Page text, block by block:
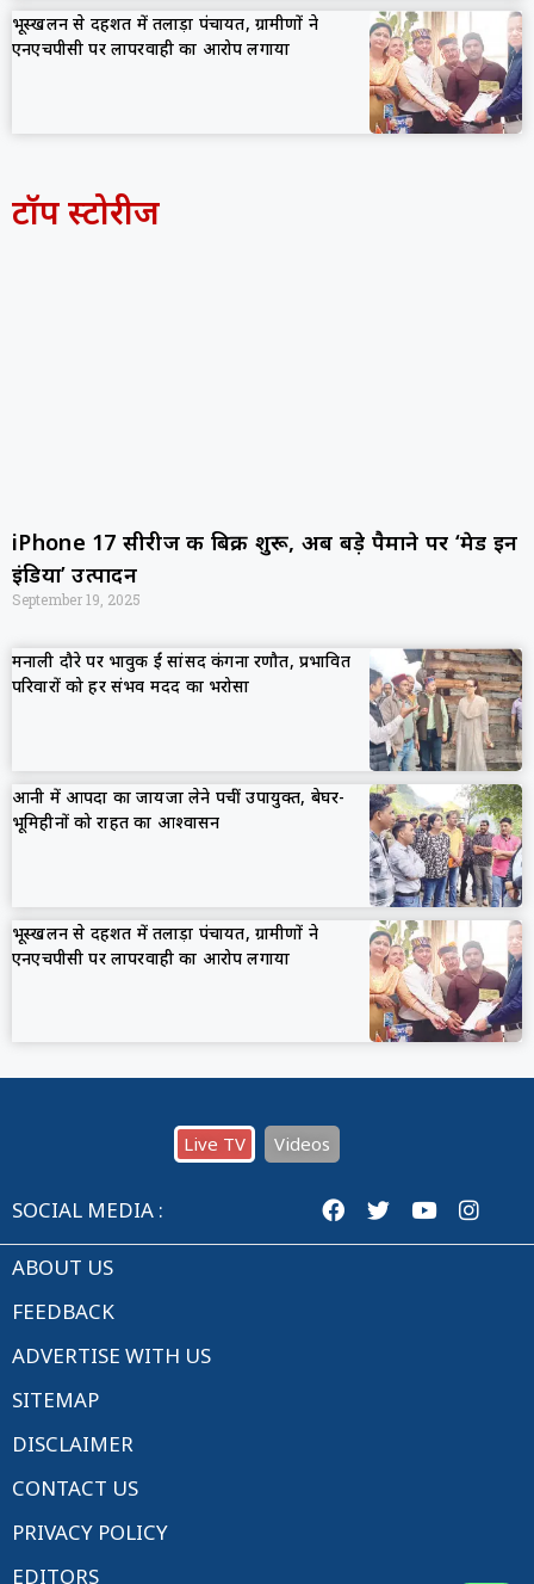
भूस्खलन से दहशत में तलाड़ा पंचायत, ग्रामीणों ने
एनएचपीसी पर लापरवाही का आरोप लगाया
टॉप स्टोरीज
iPhone 17 सीरीज की बिक्री शुरू, अब बड़े पैमाने पर ‘मेड इन
इंडिया’ उत्पादन
September 19, 2025
मनाली दौरे पर भावुक हुईं सांसद कंगना रणौत, प्रभावित
परिवारों को हर संभव मदद का भरोसा
आनी में आपदा का जायजा लेने पहुंचीं उपायुक्त, बेघर-
भूमिहीनों को राहत का आश्वासन
भूस्खलन से दहशत में तलाड़ा पंचायत, ग्रामीणों ने
एनएचपीसी पर लापरवाही का आरोप लगाया
Live TV Videos
SOCIAL MEDIA :
ABOUT US
FEEDBACK
ADVERTISE WITH US
SITEMAP
DISCLAIMER
CONTACT US
PRIVACY POLICY
EDITORS